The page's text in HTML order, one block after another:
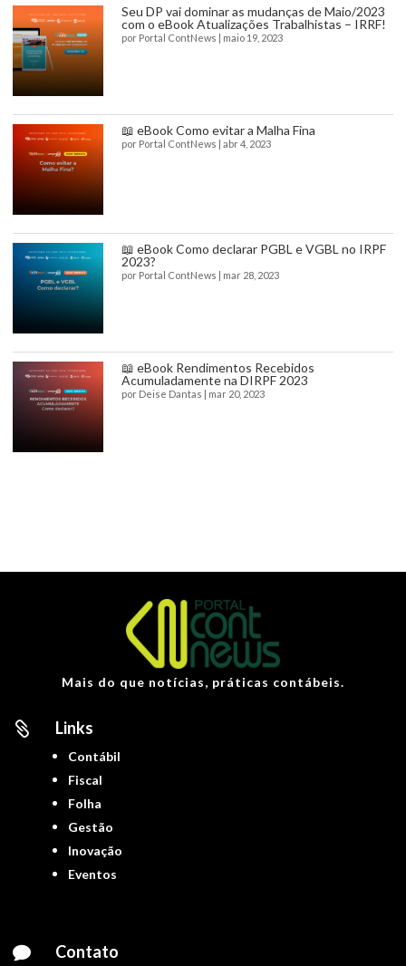
Seu DP vai dominar as mudanças de Maio/2023
com o eBook Atualizações Trabalhistas – IRRF!
por Portal ContNews maio 19, 2023
📖 eBook Como evitar a Malha Fina
por Portal ContNews abr 4, 2023
📖 eBook Como declarar PGBL e VGBL no IRPF
2023?
por Portal ContNews mar 28, 2023
📖 eBook Rendimentos Recebidos
Acumuladamente na DIRPF 2023
por Deise Dantas mar 20, 2023
Mais do que notícias, práticas contábeis.
 Links
Contábil
Fiscal
Folha
Gestão
Inovação
Eventos
 Contato